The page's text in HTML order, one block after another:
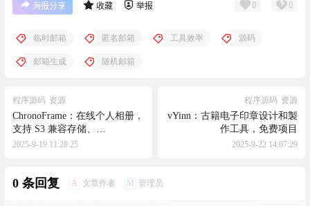
海报分享 收藏 举报 0 0
临时邮箱 匿名邮箱 工具效率 源码
邮箱生成 随机邮箱
程序源码 资源
ChronoFrame：在线个人相册，
支持 S3 兼容存储、
LivePhoto、EXIF 解析、照片
2025-9-19 11:28:25
程序源码 资源
vYinn：古籍电子印章设计和製
作工具，免费项目
2025-9-22 14:07:29
0 条回复 A 文章作者 M 管理员